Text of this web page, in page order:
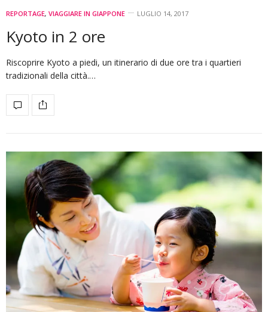
REPORTAGE, VIAGGIARE IN GIAPPONE LUGLIO 14, 2017
Kyoto in 2 ore
Riscoprire Kyoto a piedi, un itinerario di due ore tra i quartieri
tradizionali della città.…